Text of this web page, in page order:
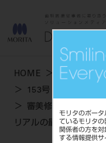
モリタのポータ
ているモリタ
関係者の方を
する情報提供サ
HOME 学術・お役
153号 SUMMER
審美修復治療の新
リアルの最新トレンド
お問い合わせ
商品について
セミナーについて
友の会について
ご開業について
会員登録